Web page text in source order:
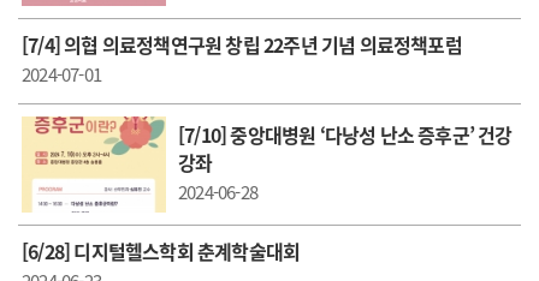
[7/4] 의협 의료정책연구원 창립 22주년 기념 의료정책포럼
2024-07-01
[7/10] 중앙대병원 ‘다낭성 난소 증후군’ 건강
강좌
2024-06-28
[6/28] 디지털헬스학회 춘계학술대회